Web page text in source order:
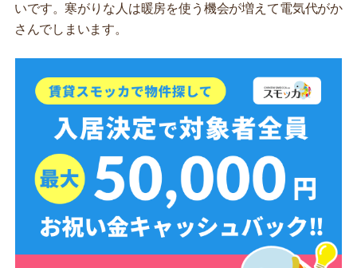
いです。寒がりな人は暖房を使う機会が増えて電気代がか
さんでしまいます。